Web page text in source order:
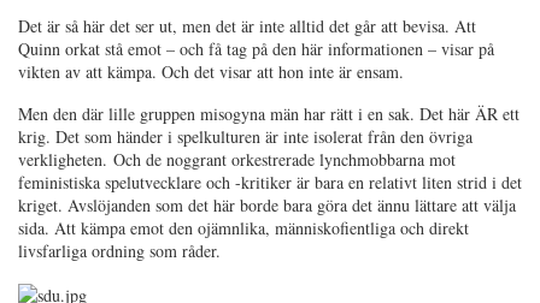
Det är så här det ser ut, men det är inte alltid det går att bevisa. Att
Quinn orkat stå emot – och få tag på den här informationen – visar på
vikten av att kämpa. Och det visar att hon inte är ensam.
Men den där lille gruppen misogyna män har rätt i en sak. Det här ÄR ett
krig. Det som händer i spelkulturen är inte isolerat från den övriga
verkligheten. Och de noggrant orkestrerade lynchmobbarna mot
feministiska spelutvecklare och -kritiker är bara en relativt liten strid i det
kriget. Avslöjanden som det här borde bara göra det ännu lättare att välja
sida. Att kämpa emot den ojämnlika, människofientliga och direkt
livsfarliga ordning som råder.